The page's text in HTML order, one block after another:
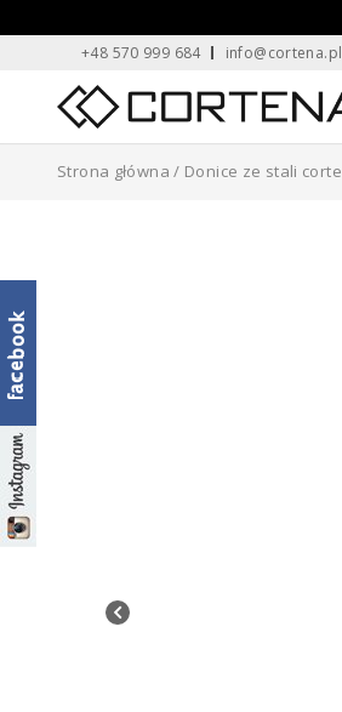
content
+48 570 999 684 info@cortena.pl
Home
Strona główna / Donice ze stali